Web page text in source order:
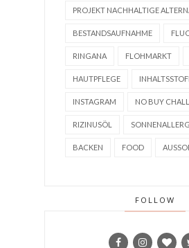
PROJEKT NACHHALTIGE
BESTANDSAUFNAHME
RINGANA FLOHMARKT
HAUTPFLEGE
INSTAGRAM NO BUY
RIZINUSÖL
BACKEN FOOD
FOLLOW